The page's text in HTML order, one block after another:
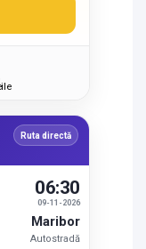
Ruta directă
09-11-2026
06:30
Maribor
Autostradă